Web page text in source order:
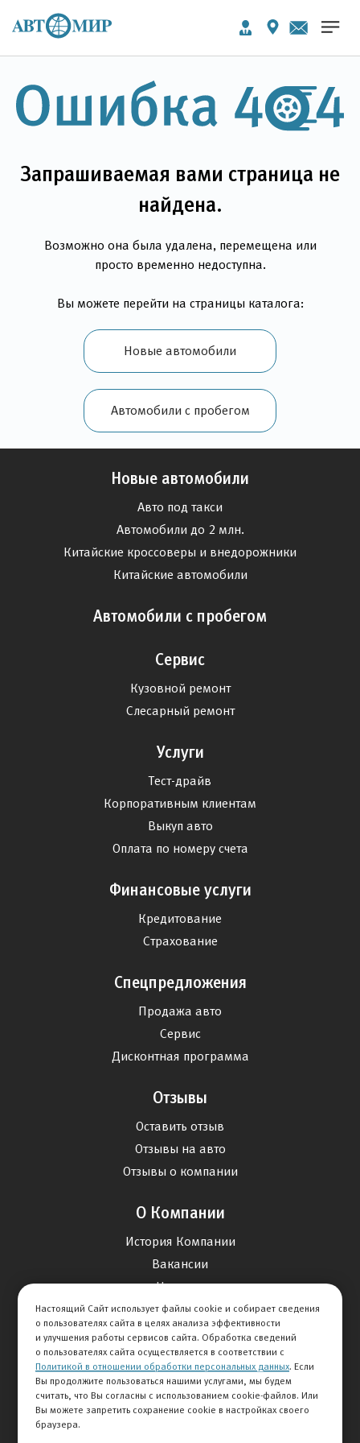
Запрашиваемая вами страница не
найдена.
Возможно она была удалена, перемещена или
просто временно недоступна.
Вы можете перейти на страницы каталога:
Новые автомобили
Автомобили с пробегом
Новые автомобили
Авто под такси
Автомобили до 2 млн.
Китайские кроссоверы и внедорожники
Китайские автомобили
Автомобили с пробегом
Сервис
Кузовной ремонт
Слесарный ремонт
Услуги
Тест-драйв
Корпоративным клиентам
Выкуп авто
Оплата по номеру счета
Финансовые услуги
Кредитование
Страхование
Спецпредложения
Продажа авто
Сервис
Дисконтная программа
Отзывы
Оставить отзыв
Отзывы на авто
Отзывы о компании
О Компании
История Компании
Вакансии
Новости
Карта сайта
Контакты
+7 495 292-60-60
Настоящий Сайт использует файлы cookie и собирает сведения
о пользователях сайта в целях анализа эффективности
и улучшения работы сервисов сайта. Обработка сведений
о пользователях сайта осуществляется в соответствии с
Политикой в отношении обработки персональных данных. Если
Вы продолжите пользоваться нашими услугами, мы будем
считать, что Вы согласны с использованием cookie-файлов. Или
Вы можете запретить сохранение cookie в настройках своего
браузера.